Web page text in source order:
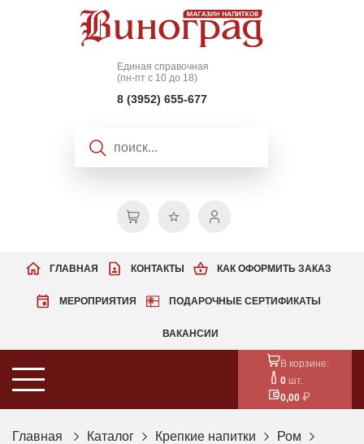
Единая справочная
(пн-пт с 10 до 18)
8 (3952) 655-677
КАК ОФОРМИТЬ ЗАКАЗ
МЕРОПРИЯТИЯ ПОДАРОЧНЫЕ СЕРТИФИКАТЫ
ВАКАНСИИ
ГЛАВНАЯ КОНТАКТЫ
В корзине:
0 шт.
0,00
Главная Каталог Крепкие напитки
Ром